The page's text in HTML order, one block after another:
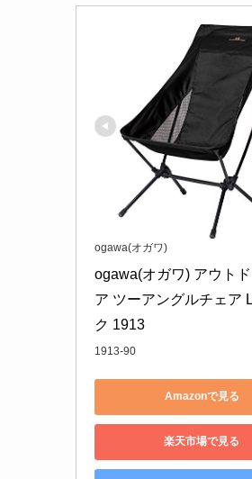
ogawa(オガワ)
ogawa(オガワ) アウト
ア ツーアングルチェア
ク 1913
1913-90
Amazonで見る
楽天市場で見る